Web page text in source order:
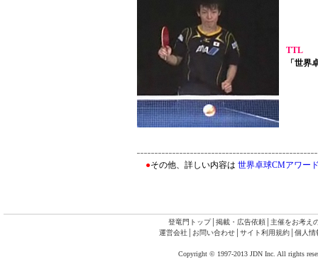
TTL
「世界
●その他、詳しい内容は 世界卓球CMアワー
登竜門トップ│ 掲載・広告依頼
主催をお考え
運営会社│ お問い合わせ│ サイト利用規約│ 個人情
Copyright © 1997-2013 JDN Inc. All rights